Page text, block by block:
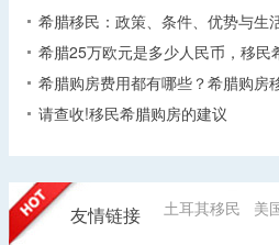
希腊移民：政策、条件、优势与生
希腊25万欧元是多少人民币，移民
希腊购房费用都有哪些？希腊购房
请查收!移民希腊购房的建议
友情链接 土耳其移民 美